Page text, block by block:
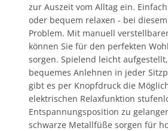
zur Auszeit vom Alltag ein.
oder bequem relaxen - bei
Problem. Mit manuell
können Sie für den perfekten
sorgen. Spielend leicht
bequemes Anlehnen in jeder
gibt es per Knopfdruck die
elektrischen Relaxfunktion
Entspannungsposition zu
schwarze Metallfüße sorgen für